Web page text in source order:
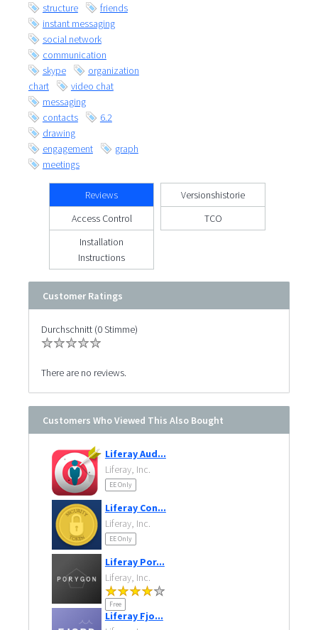
structure
friends
instant messaging
social network
communication
skype
organization
chart
video chat
messaging
contacts
6.2
drawing
engagement
graph
meetings
Reviews
Versionshistorie
Access Control
TCO
Installation
Instructions
Customer Ratings
Durchschnitt (0 Stimme)
There are no reviews.
Customers Who Viewed This Also Bought
Liferay Aud...
Liferay, Inc.
EE Only
Liferay Con...
Liferay, Inc.
EE Only
Liferay Por...
Liferay, Inc.
Free
Liferay Fjo...